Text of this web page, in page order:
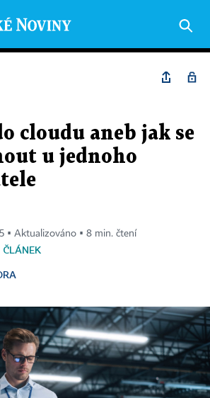
cloudu aneb jak se
u jednoho
▪ Aktualizováno ▪ 8 min. čtení
ČLÁNEK